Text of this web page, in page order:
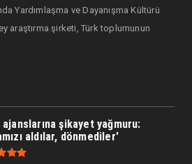
Yardımlaşma ve Dayanışma Kültürü
araştırma şirketi, Türk toplumunun
şikayet yağmuru:
aldılar, dönmediler'